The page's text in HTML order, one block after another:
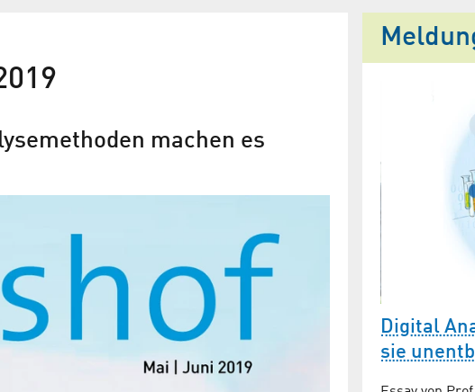
machen es
Waldläufer und Polterscanner: Von
der smarten Forstwirtschaft
Digital
sie